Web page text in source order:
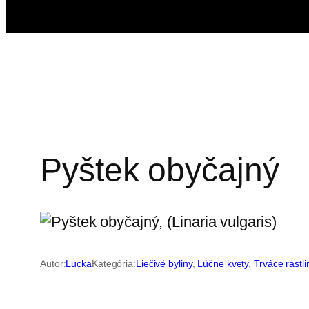
Pyštek obyčajný
Autor:LuckaKategória:Liečivé byliny, Lúčne kvety, Trváce